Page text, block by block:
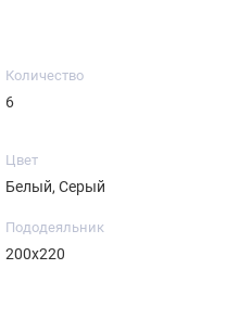
Количество
6
Цвет
Белый, Серый
Пододеяльник
200х220